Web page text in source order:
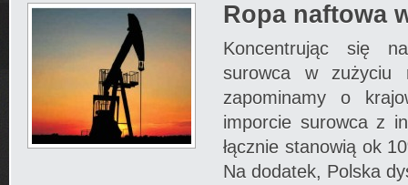
Ropa naftowa
Koncentrując się
surowca w zużyciu
zapominamy o
imporcie surowca z
łącznie stanowią ok
Na dodatek, Polska